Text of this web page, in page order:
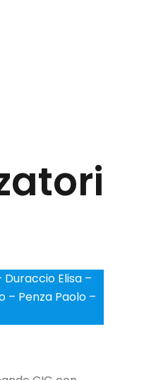
Elisa –
– Penza Paolo –